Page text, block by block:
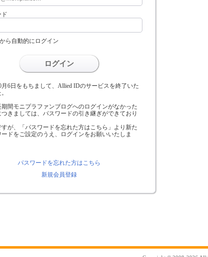
ド
ら自動的にログイン
ログイン
月6日をもちまして、Allied IDのサービスを終了いた
期間モニプラファンブログへのログインがなかった
つきましては、パスワードの引き継ぎができており
すが、「パスワードを忘れた方はこちら」より新た
ードをご設定のうえ、ログインをお願いいたしま
パスワードを忘れた方はこちら
新規会員登録